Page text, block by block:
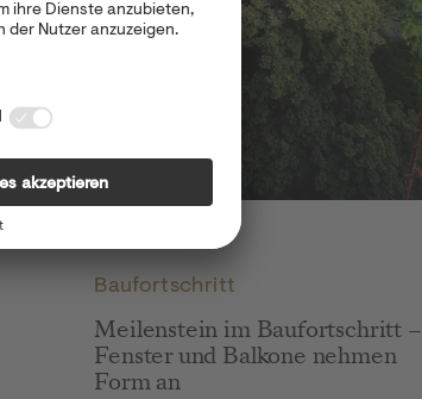
Baufortschritt
Meilenstein im Baufortschritt –
Fenster und Balkone nehmen
Form an